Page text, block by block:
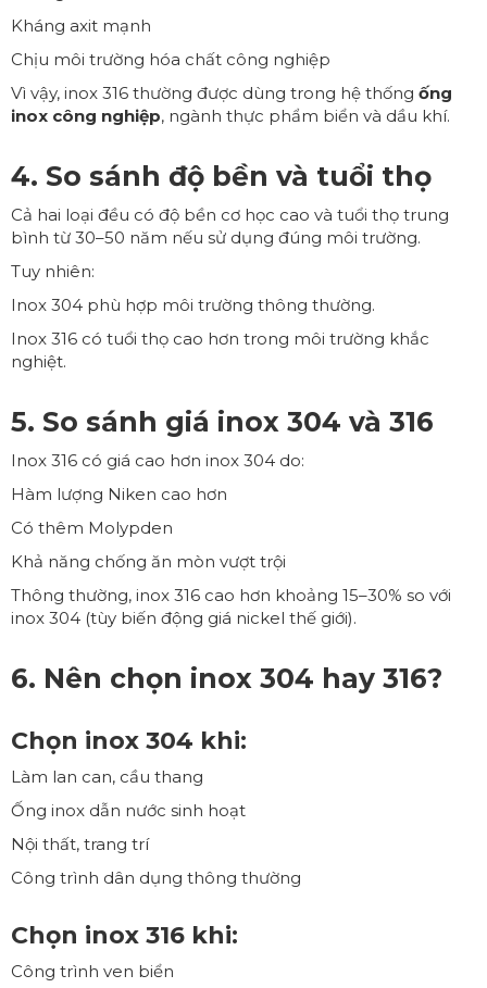
Kháng axit mạnh
Chịu môi trường hóa chất công nghiệp
Vì vậy, inox 316 thường được dùng trong hệ thống ống
inox công nghiệp, ngành thực phẩm biển và dầu khí.
4. So sánh độ bền và tuổi thọ
Cả hai loại đều có độ bền cơ học cao và tuổi thọ trung
bình từ 30–50 năm nếu sử dụng đúng môi trường.
Tuy nhiên:
Inox 304 phù hợp môi trường thông thường.
Inox 316 có tuổi thọ cao hơn trong môi trường khắc
nghiệt.
5. So sánh giá inox 304 và 316
Inox 316 có giá cao hơn inox 304 do:
Hàm lượng Niken cao hơn
Có thêm Molypden
Khả năng chống ăn mòn vượt trội
Thông thường, inox 316 cao hơn khoảng 15–30% so với
inox 304 (tùy biến động giá nickel thế giới).
6. Nên chọn inox 304 hay 316?
Chọn inox 304 khi:
Làm lan can, cầu thang
Ống inox dẫn nước sinh hoạt
Nội thất, trang trí
Công trình dân dụng thông thường
Chọn inox 316 khi:
Công trình ven biển